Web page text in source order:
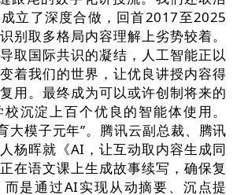
立了深度合做，回首2017至2025
别取多格局内容理解上劣势较着。
取国际共识的凝结，人工智能正以
着我们的世界，让优良讲授内容得
用。最终成为可以或许创制将来的
沉淀上百个优良的智能体使用。
大模子元年”。腾讯云副总裁、腾讯
杨晖就《AI，让互动取内容生成同
在语文课上生成故事续写，确保复
是通过AI实现从动摘要、沉点提